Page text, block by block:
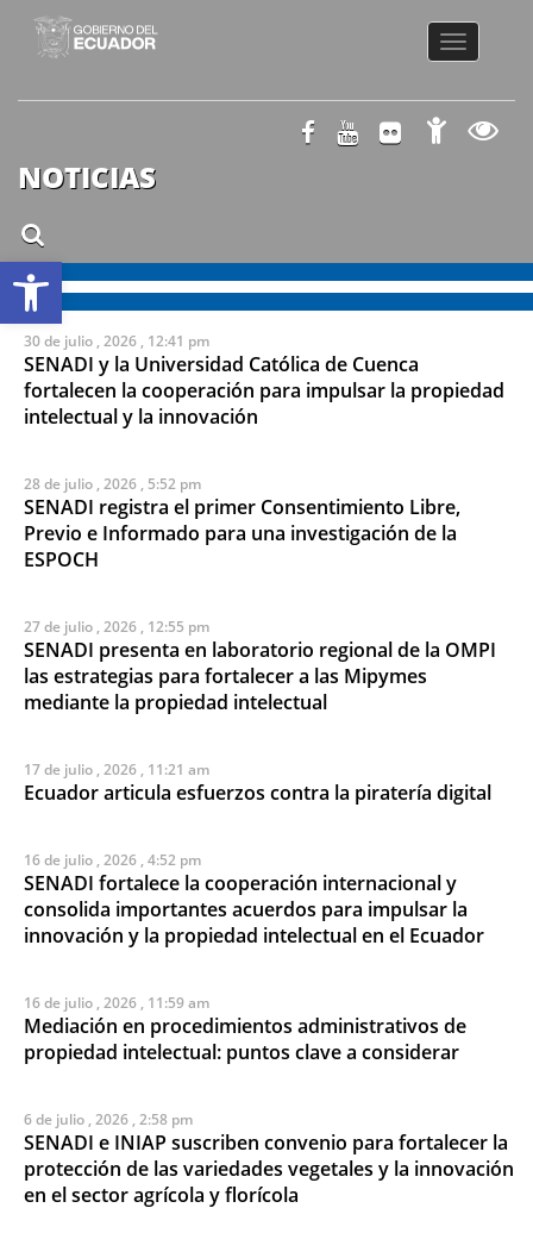
Abrir barra de herramientas
Toggle
NOTICIAS
30 de julio , 2026 , 12:41 pm
SENADI y la Universidad Católica de Cuenca
fortalecen la cooperación para impulsar la propiedad
intelectual y la innovación
28 de julio , 2026 , 5:52 pm
SENADI registra el primer Consentimiento Libre,
Previo e Informado para una investigación de la
ESPOCH
27 de julio , 2026 , 12:55 pm
SENADI presenta en laboratorio regional de la OMPI
las estrategias para fortalecer a las Mipymes
mediante la propiedad intelectual
17 de julio , 2026 , 11:21 am
Ecuador articula esfuerzos contra la piratería digital
16 de julio , 2026 , 4:52 pm
SENADI fortalece la cooperación internacional y
consolida importantes acuerdos para impulsar la
innovación y la propiedad intelectual en el Ecuador
16 de julio , 2026 , 11:59 am
Mediación en procedimientos administrativos de
propiedad intelectual: puntos clave a considerar
6 de julio , 2026 , 2:58 pm
SENADI e INIAP suscriben convenio para fortalecer la
protección de las variedades vegetales y la innovación
en el sector agrícola y florícola